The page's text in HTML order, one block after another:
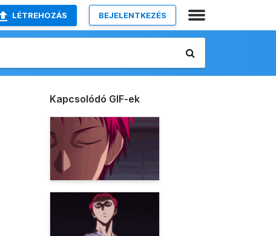
LÉTREHOZÁS BEJELENTKEZÉS
Kapcsolódó GIF-ek